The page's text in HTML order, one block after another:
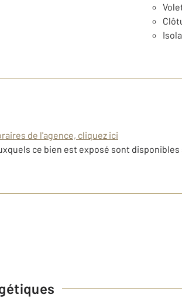
de l'agence, cliquez ici
ce bien est exposé sont